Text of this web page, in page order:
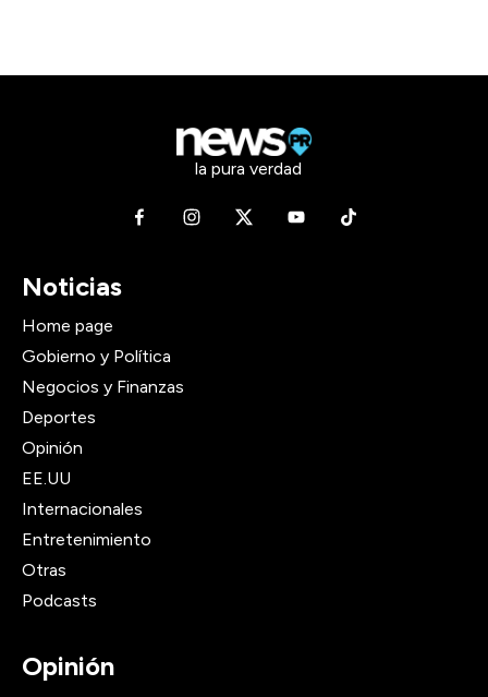
la pura verdad
Noticias
Home page
Gobierno y Política
Negocios y Finanzas
Deportes
Opinión
EE.UU
Internacionales
Entretenimiento
Otras
Podcasts
Opinión